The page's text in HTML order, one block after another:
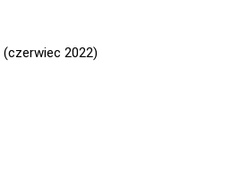
(czerwiec 2022)